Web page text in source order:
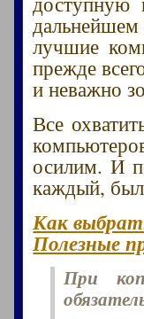
лучшие
прежде
и неважно
Все
осилим. И
каждый,
Как
Полезные
При